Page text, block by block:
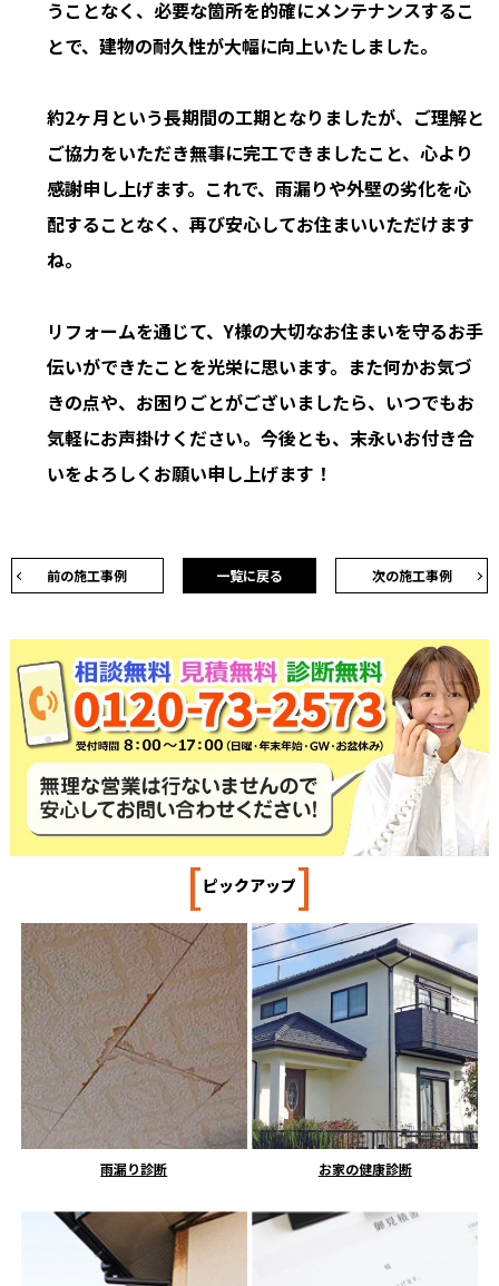
うことなく、必要な箇所を的確にメンテナンスするこ
とで、建物の耐久性が大幅に向上いたしました。
約2ヶ月という長期間の工期となりましたが、ご理解と
ご協力をいただき無事に完工できましたこと、心より
感謝申し上げます。これで、雨漏りや外壁の劣化を心
配することなく、再び安心してお住まいいただけます
ね。
リフォームを通じて、Y様の大切なお住まいを守るお手
伝いができたことを光栄に思います。また何かお気づ
きの点や、お困りごとがございましたら、いつでもお
気軽にお声掛けください。今後とも、末永いお付き合
いをよろしくお願い申し上げます！
前の施工事例 次の施工事例
一覧に戻る
[ピックアップ]
雨漏り診断 お家の健康診断